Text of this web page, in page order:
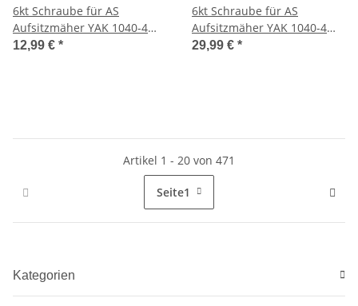
6kt Schraube für AS
Aufsitzmäher YAK 1040-4
WD
12,99 € *
6kt Schraube für AS
Aufsitzmäher YAK 1040-4
WD
29,99 € *
Artikel 1 - 20 von 471
Seite1
Kategorien